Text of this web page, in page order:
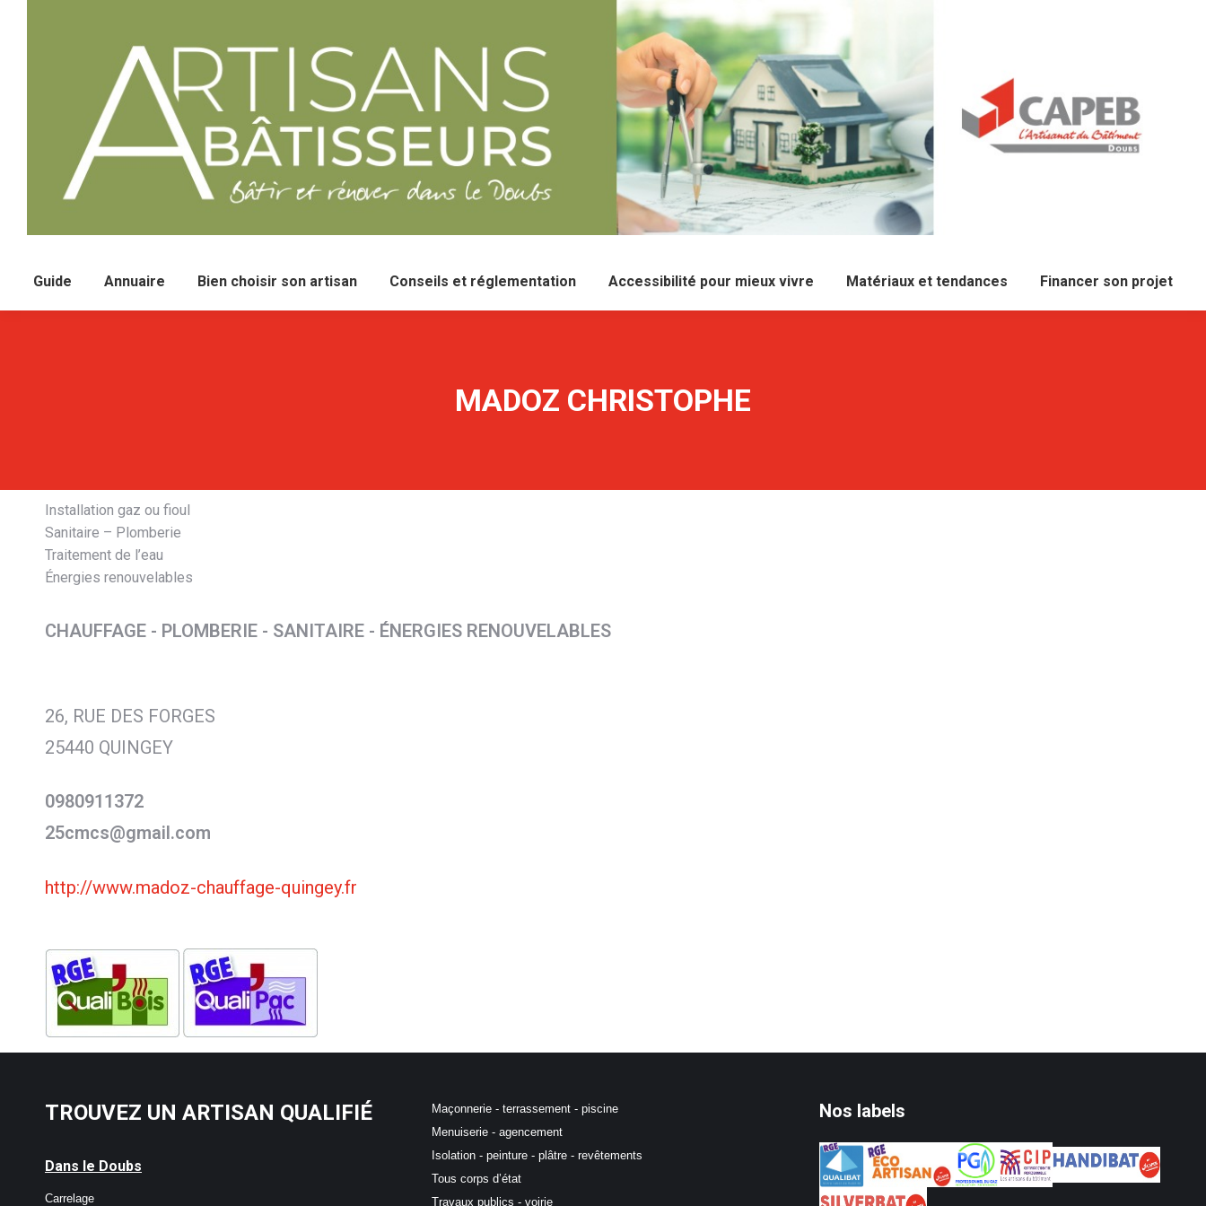
Guide Annuaire Bien choisir son artisan Conseils et réglementation Accessibilité pour mieux vivre Matériaux et tendances Financer son projet
MADOZ CHRISTOPHE
Installation gaz ou fioul
Sanitaire – Plomberie
Traitement de l’eau
Énergies renouvelables
CHAUFFAGE - PLOMBERIE - SANITAIRE - ÉNERGIES RENOUVELABLES
26, RUE DES FORGES
25440 QUINGEY
0980911372
25cmcs@gmail.com
http://www.madoz-chauffage-quingey.fr
TROUVEZ UN ARTISAN QUALIFIÉ
Dans le Doubs
Carrelage
Maçonnerie - terrassement - piscine
Menuiserie - agencement
Isolation - peinture - plâtre - revêtements
Tous corps d’état
Travaux publics - voirie
Nos labels